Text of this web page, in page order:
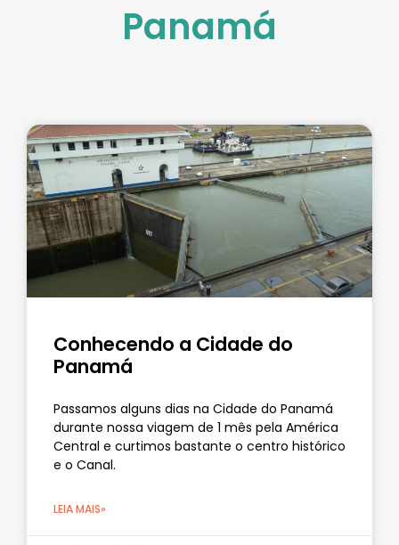
Panamá
Conhecendo a Cidade do
Panamá
Passamos alguns dias na Cidade do Panamá
durante nossa viagem de 1 mês pela América
Central e curtimos bastante o centro histórico
e o Canal.
LEIA MAIS»